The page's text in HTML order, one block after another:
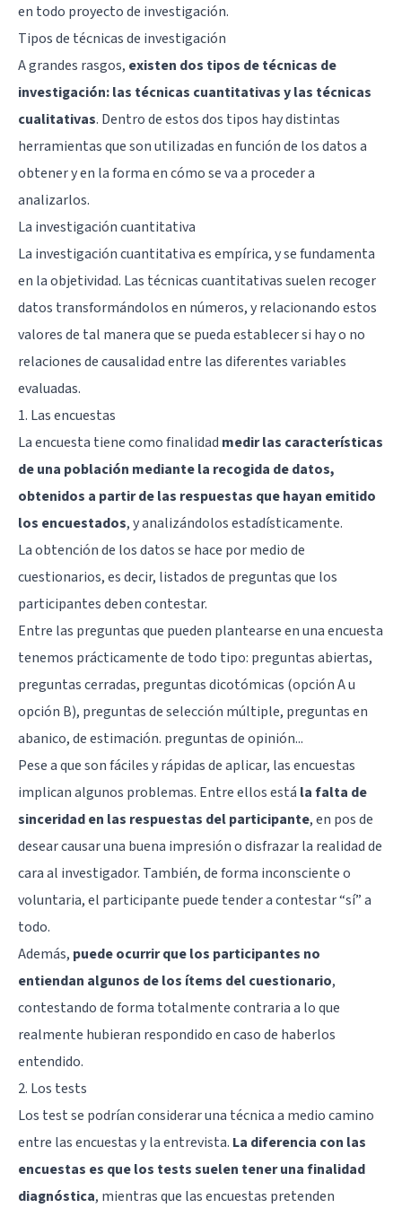
en todo proyecto de investigación.
Tipos de técnicas de investigación
A grandes rasgos, existen dos tipos de técnicas de
investigación: las técnicas cuantitativas y las técnicas
cualitativas. Dentro de estos dos tipos hay distintas
herramientas que son utilizadas en función de los datos a
obtener y en la forma en cómo se va a proceder a
analizarlos.
La investigación cuantitativa
La investigación cuantitativa es empírica, y se fundamenta
en la objetividad. Las técnicas cuantitativas suelen recoger
datos transformándolos en números, y relacionando estos
valores de tal manera que se pueda establecer si hay o no
relaciones de causalidad entre las diferentes variables
evaluadas.
1. Las encuestas
La encuesta tiene como finalidad medir las características
de una población mediante la recogida de datos,
obtenidos a partir de las respuestas que hayan emitido
los encuestados, y analizándolos estadísticamente.
La obtención de los datos se hace por medio de
cuestionarios, es decir, listados de preguntas que los
participantes deben contestar.
Entre las preguntas que pueden plantearse en una encuesta
tenemos prácticamente de todo tipo: preguntas abiertas,
preguntas cerradas, preguntas dicotómicas (opción A u
opción B), preguntas de selección múltiple, preguntas en
abanico, de estimación. preguntas de opinión...
Pese a que son fáciles y rápidas de aplicar, las encuestas
implican algunos problemas. Entre ellos está la falta de
sinceridad en las respuestas del participante, en pos de
desear causar una buena impresión o disfrazar la realidad de
cara al investigador. También, de forma inconsciente o
voluntaria, el participante puede tender a contestar “sí” a
todo.
Además, puede ocurrir que los participantes no
entiendan algunos de los ítems del cuestionario,
contestando de forma totalmente contraria a lo que
realmente hubieran respondido en caso de haberlos
entendido.
2. Los tests
Los test se podrían considerar una técnica a medio camino
entre las encuestas y la entrevista. La diferencia con las
encuestas es que los tests suelen tener una finalidad
diagnóstica, mientras que las encuestas pretenden